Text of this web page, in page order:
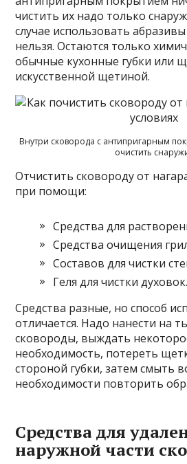
чистить их надо только
случае использовать
нельзя. Остаются только
обычные кухонные губки или
искусственной щетиной.
Внутри сковорода с антипригарным
очистить
Отчистить сковороду от
при помощи:
Средства для
Средства очищения
Составов для чистки
Геля для чистки духовок.
Средства разные, но способ
отличается. Надо нанести на
сковороды, выждать
необходимость, потереть
стороной губки, затем смыть
необходимости повторить
Средства для
наружной части